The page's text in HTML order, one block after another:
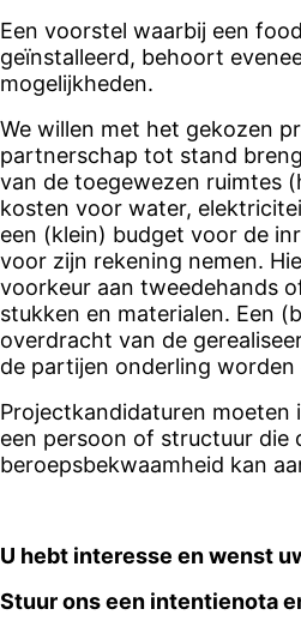
Een voorstel waarbij een
geïnstalleerd, behoort
mogelijkheden.
We willen met het gekozen
partnerschap tot stand
van de toegewezen ruimtes
kosten voor water,
een (klein) budget voor de
voor zijn rekening nemen.
voorkeur aan tweedehands
stukken en materialen. Een
overdracht van de
de partijen onderling worden
Projectkandidaturen
een persoon of structuur die
beroepsbekwaamheid kan
U hebt interesse en wenst
Stuur ons een intentienota